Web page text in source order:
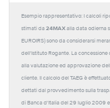
Esempio rappresentativo: I calcoli
stimati da 24MAX alla data odierna
EUROIRS) sono da considerarsi
dell'Istituto Rogante. La
alla valutazione ed approvazione
cliente. Il calcolo del TAEG è
dettati dal provvedimento sulla
di Banca d'Italia del 29 luglio 2009